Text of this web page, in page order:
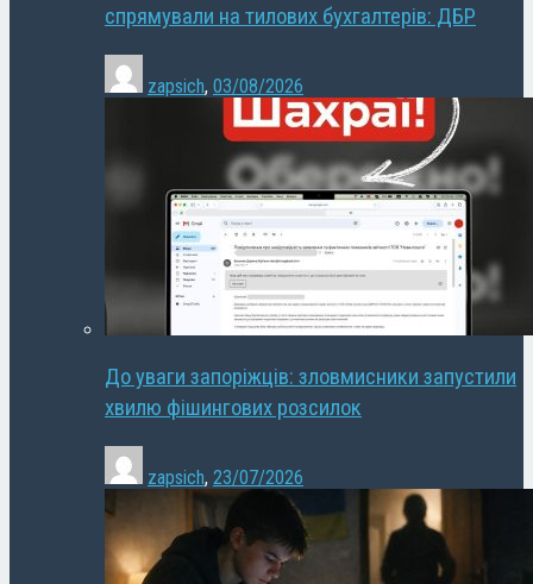
спрямували на тилових бухгалтерів: ДБР
zapsich, 03/08/2026
До уваги запоріжців: зловмисники запустили
хвилю фішингових розсилок
zapsich, 23/07/2026